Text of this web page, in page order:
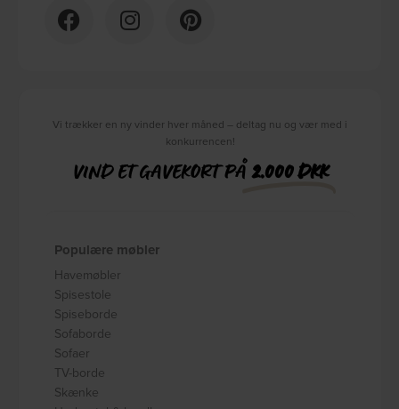
Vi trækker en ny vinder hver måned – deltag nu og vær med i
konkurrencen!
VIND ET GAVEKORT PÅ2.000 DKK
Populære møbler
Havemøbler
Spisestole
Spiseborde
Sofaborde
Sofaer
TV-borde
Skænke